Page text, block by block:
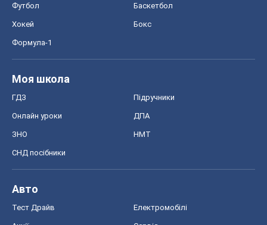
Футбол Баскетбол
Хокей Бокс
Формула-1
Моя школа
ГДЗ Підручники
Онлайн уроки ДПА
ЗНО НМТ
СНД посібники
Авто
Тест Драйв Електромобілі